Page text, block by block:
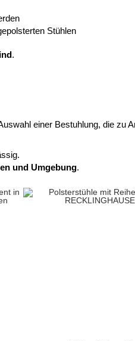
Stühlen
.
einer Bestuhlung, die zu
und Umgebung.